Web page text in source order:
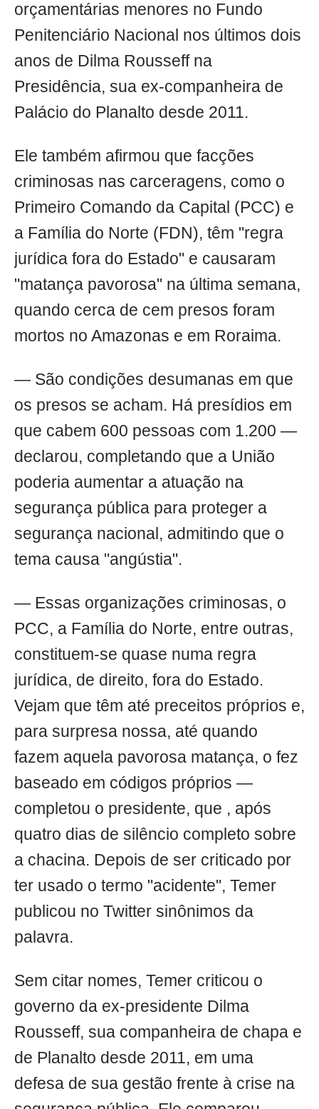
orçamentárias menores no Fundo
Penitenciário Nacional nos últimos dois
anos de Dilma Rousseff na
Presidência, sua ex-companheira de
Palácio do Planalto desde 2011.
Ele também afirmou que facções
criminosas nas carceragens, como o
Primeiro Comando da Capital (PCC) e
a Família do Norte (FDN), têm "regra
jurídica fora do Estado" e causaram
"matança pavorosa" na última semana,
quando cerca de cem presos foram
mortos no Amazonas e em Roraima.
— São condições desumanas em que
os presos se acham. Há presídios em
que cabem 600 pessoas com 1.200 —
declarou, completando que a União
poderia aumentar a atuação na
segurança pública para proteger a
segurança nacional, admitindo que o
tema causa "angústia".
— Essas organizações criminosas, o
PCC, a Família do Norte, entre outras,
constituem-se quase numa regra
jurídica, de direito, fora do Estado.
Vejam que têm até preceitos próprios e,
para surpresa nossa, até quando
fazem aquela pavorosa matança, o fez
baseado em códigos próprios —
completou o presidente, que , após
quatro dias de silêncio completo sobre
a chacina. Depois de ser criticado por
ter usado o termo "acidente", Temer
publicou no Twitter sinônimos da
palavra.
Sem citar nomes, Temer criticou o
governo da ex-presidente Dilma
Rousseff, sua companheira de chapa e
de Planalto desde 2011, em uma
defesa de sua gestão frente à crise na